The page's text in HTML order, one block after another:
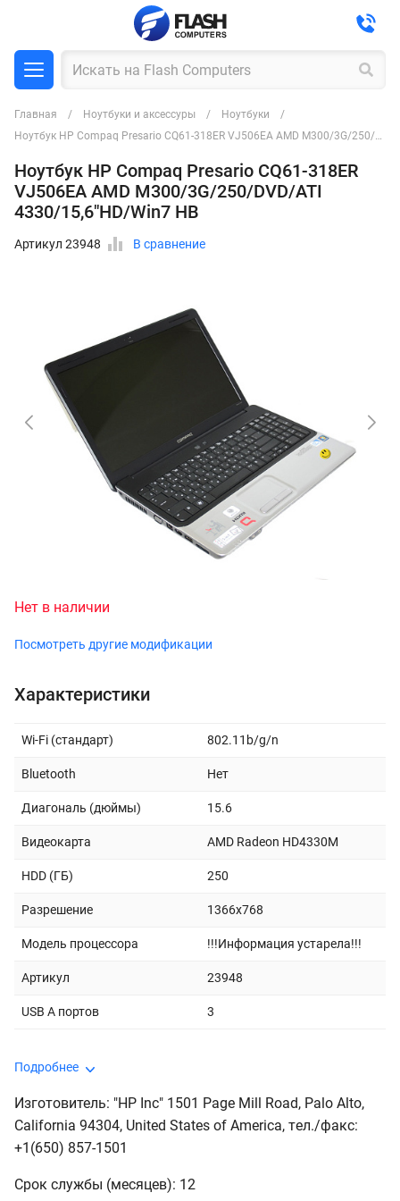
Главная Ноутбуки и аксессуры
Ноутбуки
Ноутбук HP Compaq Presario CQ61-318ER VJ506EA AMD M300/3G/250/DVD/ATI 4330/15,6"HD/Win7 HB
Ноутбук HP Compaq Presario CQ61-318ER
VJ506EA AMD M300/3G/250/DVD/ATI
4330/15,6"HD/Win7 HB
Артикул 23948 В сравнение
Нет в наличии
Посмотреть другие модификации
Характеристики
Wi-Fi (стандарт) 802.11b/g/n
Bluetooth Нет
Диагональ (дюймы) 15.6
Видеокарта AMD Radeon HD4330M
HDD (ГБ) 250
Разрешение 1366x768
Модель процессора !!!Информация устарела!!!
Артикул 23948
USB A портов 3
Подробнее
Изготовитель: "HP Inc" 1501 Page Mill Road, Palo Alto,
California 94304, United States of America, тeл./факс:
+1(650) 857-1501
Срок службы (месяцев): 12